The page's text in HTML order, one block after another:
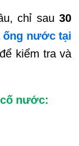
chỉ sau 30
nước tại
kiểm tra và
nước: